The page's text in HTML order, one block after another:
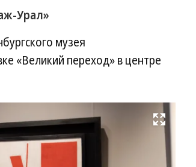
Урал»
музея
«Великий переход» в центре
Развернуть на весь экран